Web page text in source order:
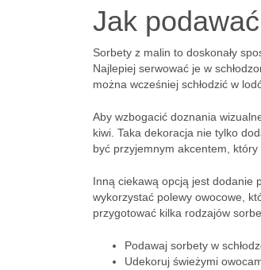
Jak
Sorbety z malin to doskonały
Najlepiej serwować je w
można wcześniej schłodzić w
Aby wzbogacić doznania
kiwi. Taka dekoracja nie tylko
być przyjemnym akcentem, który
Inną ciekawą opcją jest dodanie
wykorzystać polewy owocowe,
przygotować kilka rodzajów
Podawaj sorbety w
Udekoruj świeżymi